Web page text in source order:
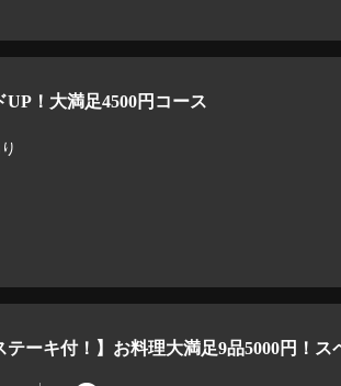
UP！大満足4500円コース
テーキ付！】お料理大満足9品5000円！ス